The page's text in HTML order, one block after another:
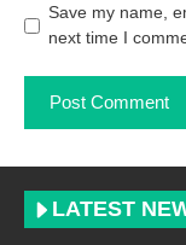
Save my name,
next time I
LATEST